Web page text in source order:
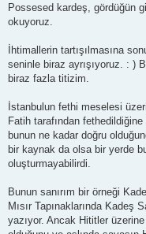
s
Possesed kardeş, gördüğün
okuyoruz.
İhtimallerin tartışılmasına
seninle biraz ayrışıyoruz. : )
biraz fazla titizim.
İstanbulun fethi meselesi
Fatih tarafından
bunun ne kadar doğru
bir kaynak da olsa bir yerde
oluşturmayabilirdi.
Bunun sanırım bir örneği
Mısır Tapınaklarında Kadeş
yazıyor. Ancak Hititler